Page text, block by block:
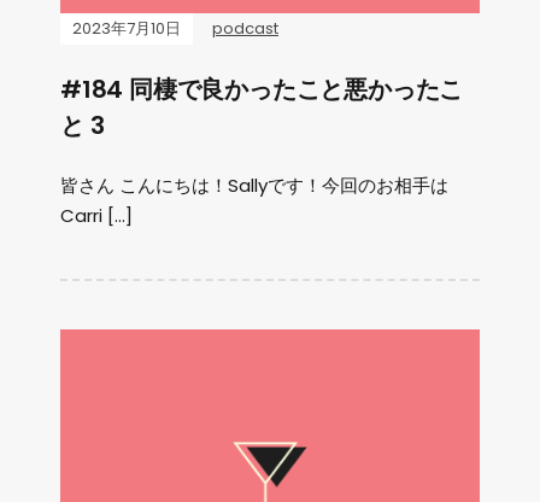
2023年7月10日 podcast
#184 同棲で良かったこと悪かったこ
と 3
皆さん こんにちは！Sallyです！今回のお相手は
Carri […]